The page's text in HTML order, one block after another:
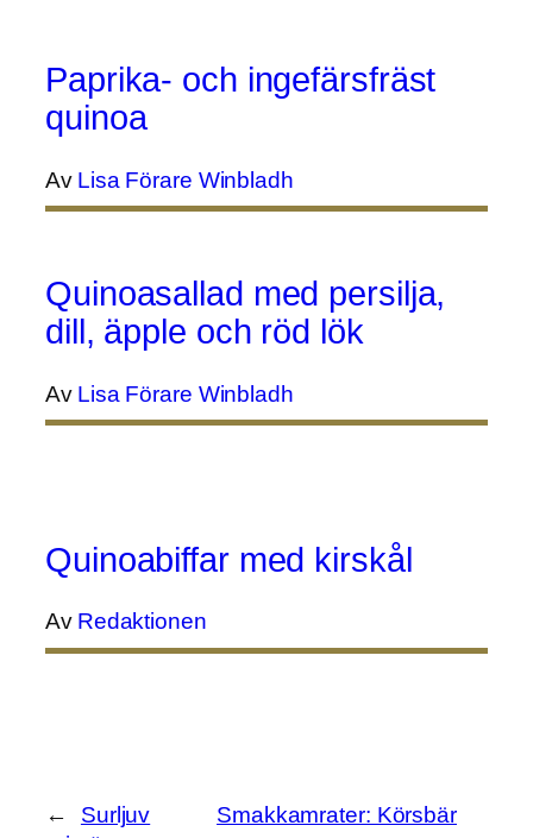
Paprika- och ingefärsfräst
quinoa
Av Lisa Förare Winbladh
Quinoasallad med persilja,
dill, äpple och röd lök
Av Lisa Förare Winbladh
Quinoabiffar med kirskål
Av Redaktionen
←
Surljuv
Smakkamrater: Körsbär